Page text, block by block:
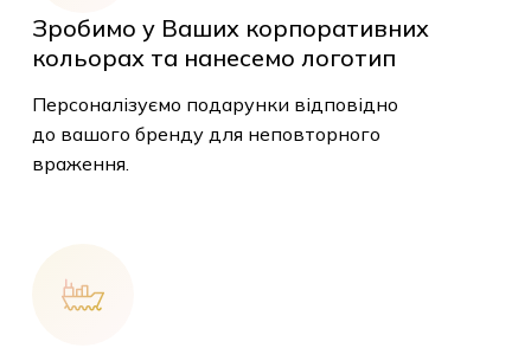
Зробимо у Ваших корпоративних
кольорах та нанесемо логотип
Персоналізуємо подарунки відповідно
до вашого бренду для неповторного
враження.